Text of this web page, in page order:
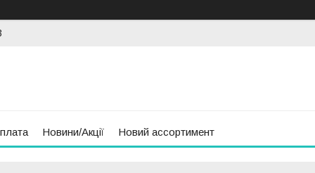
Новини/Акції Новий ассортимент